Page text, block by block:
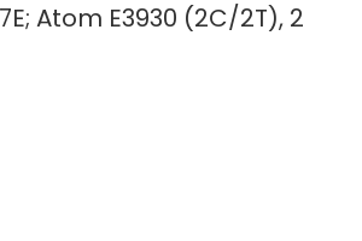
Atom E3930 (2C/2T), 2